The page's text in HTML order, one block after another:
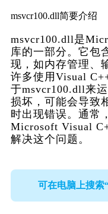
msvcr100.dll简要介绍
msvcr100.dll是
库的一部分。它包
现，如内存管理、
许多使用Visual
于msvcr100.dll来
损坏，可能会导致
时出现错误。通常
Microsoft Visual
解决这个问题。
可在电脑上搜索